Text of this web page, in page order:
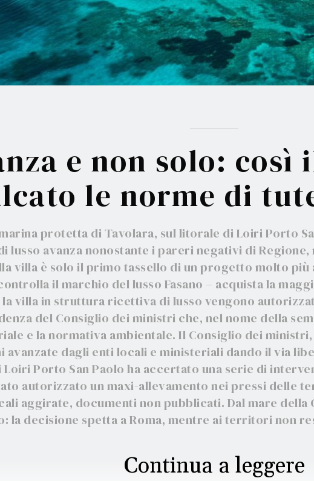
e non solo: così
le norme di
protetta di Tavolara, sul litorale di Loiri Porto
avanza nonostante i pareri negativi di
villa è solo il primo tassello di un progetto molto più
il marchio del lusso Fasano – acquista la
villa in struttura ricettiva di lusso vengono
del Consiglio dei ministri che, nel nome della
e la normativa ambientale. Il Consiglio dei
avanzate dagli enti locali e ministeriali dando il via
Porto San Paolo ha accertato una serie di
autorizzato un maxi-allevamento nei pressi delle
aggirate, documenti non pubblicati. Dal mare
la decisione spetta a Roma, mentre ai territori non
Continua a leggere
Indip va in ferie. Ricarichiamo le pile e ci
settembre. Buone vacanze!